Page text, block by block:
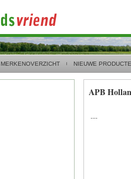
MERKENOVERZICHT NIEUWE
APB